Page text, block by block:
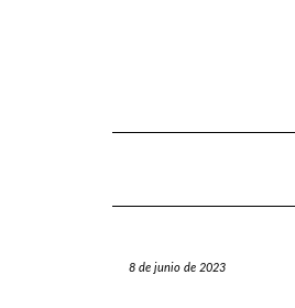
8 de junio de 2023